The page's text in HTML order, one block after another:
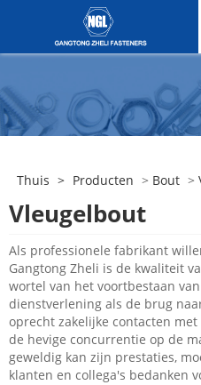
Thuis > Producten > Bout >
Vleugelbout
Als professionele fabrikant
Gangtong Zheli is de kwaliteit
wortel van het voortbestaan
dienstverlening als de brug
oprecht zakelijke contacten
de hevige concurrentie op de
geweldig kan zijn prestaties,
klanten en collega's bedanken